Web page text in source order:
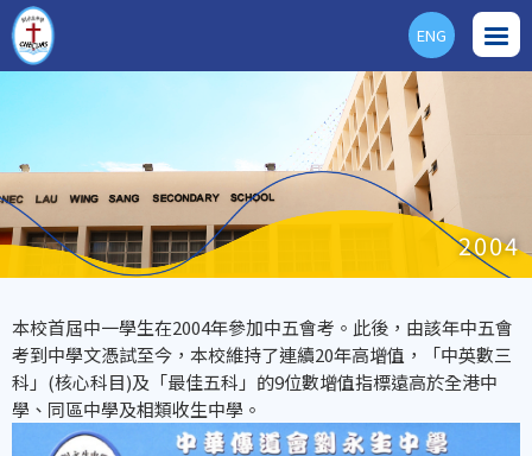
ENG
2004
本校首屆中一學生在2004年參加中五會考。此後，由該年中五會
考到中學文憑試至今，本校維持了連續20年高增值，「中英數三
科」(核心科目)及「最佳五科」的9位數增值指標遠高於全港中
學、同區中學及相類收生中學。